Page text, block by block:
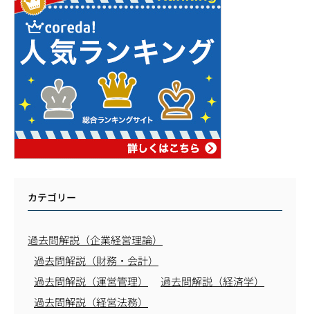
カテゴリー
過去問解説（企業経営理論）
過去問解説（財務・会計）
過去問解説（運営管理）
過去問解説（経済学）
過去問解説（経営法務）